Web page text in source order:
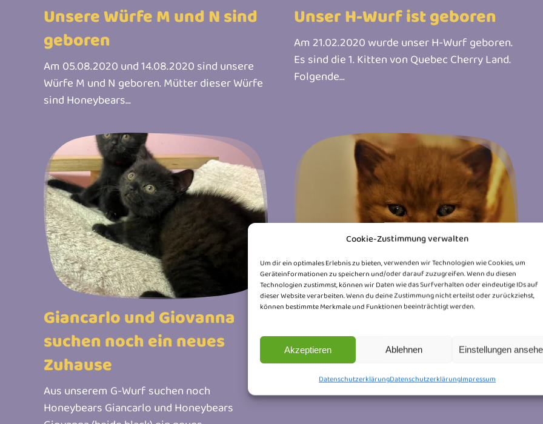
Cookie-Zustimmung verwalten
Um dir ein optimales Erlebnis zu bieten, verwenden wir Technologien wie Cookies, um
Geräteinformationen zu speichern und/oder darauf zuzugreifen. Wenn du diesen
Technologien zustimmst, können wir Daten wie das Surfverhalten oder eindeutige IDs auf
dieser Website verarbeiten. Wenn du deine Zustimmung nicht erteilst oder zurückziehst,
können bestimmte Merkmale und Funktionen beeinträchtigt werden.
Akzeptieren Ablehnen Einstellungen
DatenschutzerklärungDatenschutzerklärungImpressum
Unsere Würfe M und N sind
geboren
Am 05.08.2020 und 14.08.2020 sind unsere
Würfe M und N geboren. Mütter dieser Würfe
sind Honeybears...
Unser H-Wurf ist geboren
Am 21.02.2020 wurde unser H-Wurf geboren.
Es sind die 1. Kitten von Quebec Cherry Land.
Folgende...
Giancarlo und Giovanna
suchen noch ein neues
Zuhause
Aus unserem G-Wurf suchen noch
Honeybears Giancarlo und Honeybears
Wir erwarten Kitten!
Zwischen Anfang November und Mitte
November 2019 erwarten wir Kitten von
„Honeybears Rihanna“....